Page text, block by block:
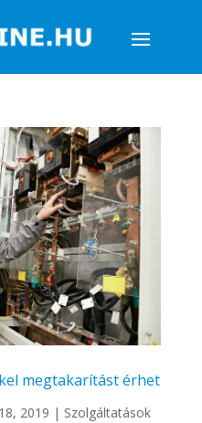
megtakarítást érhet
2019 | Szolgáltatások